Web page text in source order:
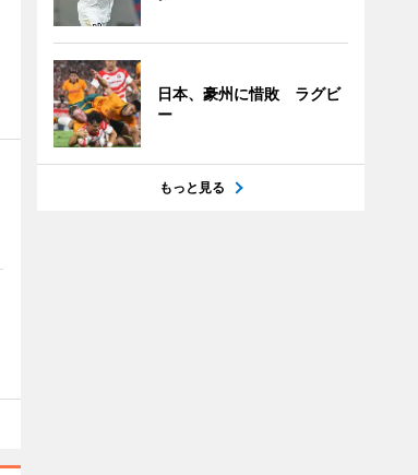
日本、豪州に惜敗 ラグビ
ー
もっと見る